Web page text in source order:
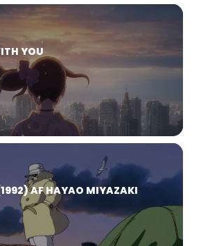
YOU
AF HAYAO MIYAZAKI